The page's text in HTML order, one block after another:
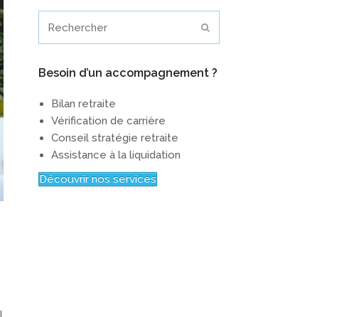
Besoin d’un accompagnement ?
Bilan retraite
Vérification de carrière
Conseil stratégie retraite
Assistance à la liquidation
Découvrir nos services